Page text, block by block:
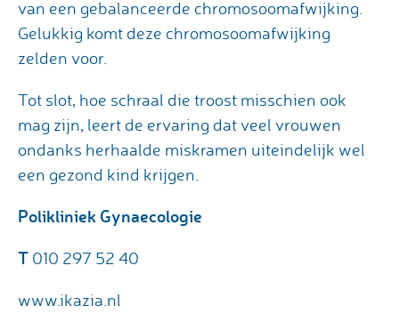
van een gebalanceerde chromosoomafwijking.
Gelukkig komt deze chromosoomafwijking
zelden voor.
Tot slot, hoe schraal die troost misschien ook
mag zijn, leert de ervaring dat veel vrouwen
ondanks herhaalde miskramen uiteindelijk wel
een gezond kind krijgen.
Polikliniek Gynaecologie
T 010 297 52 40
www.ikazia.nl